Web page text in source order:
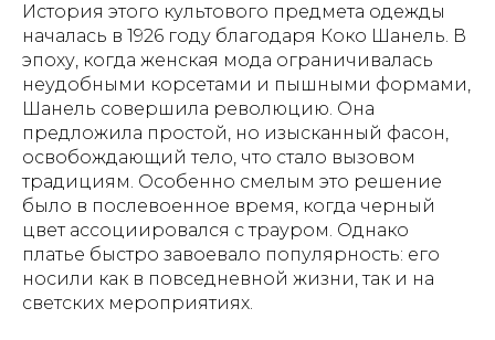
История этого культового предмета одежды
началась в 1926 году благодаря Коко Шанель. В
эпоху, когда женская мода ограничивалась
неудобными корсетами и пышными формами,
Шанель совершила революцию. Она
предложила простой, но изысканный фасон,
освобождающий тело, что стало вызовом
традициям. Особенно смелым это решение
было в послевоенное время, когда черный
цвет ассоциировался с трауром. Однако
платье быстро завоевало популярность: его
носили как в повседневной жизни, так и на
светских мероприятиях.